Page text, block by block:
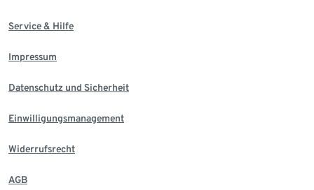
Service & Hilfe
Impressum
Datenschutz und Sicherheit
Einwilligungsmanagement
Widerrufsrecht
AGB